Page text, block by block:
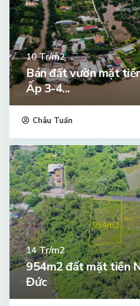
10Tr/m2
Bán đất vườn mặt
Ấp 3-4...
Châu Tuấn
14Tr/m2
954m2 đất mặt tiền
Đức